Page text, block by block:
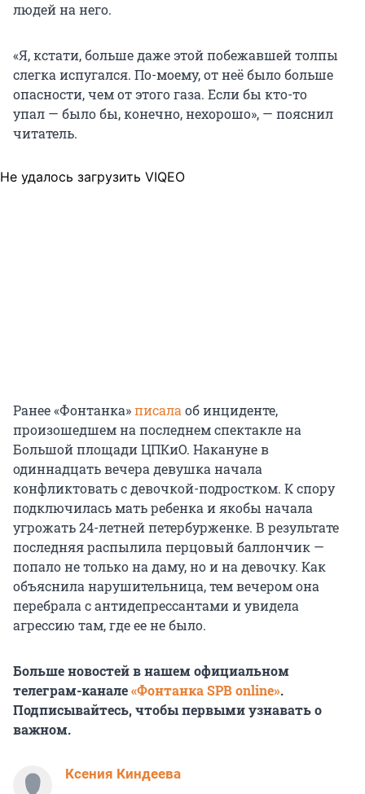
людей на него.
«Я, кстати, больше даже этой побежавшей толпы
слегка испугался. По-моему, от неё было больше
опасности, чем от этого газа. Если бы кто-то
упал — было бы, конечно, нехорошо», — пояснил
читатель.
Не удалось загрузить VIQEO
Ранее «Фонтанка»писала об инциденте,
произошедшем на последнем спектакле на
Большой площади ЦПКиО. Накануне в
одиннадцать вечера девушка начала
конфликтовать с девочкой-подростком. К спору
подключилась мать ребенка и якобы начала
угрожать 24-летней петербурженке. В результате
последняя распылила перцовый баллончик —
попало не только на даму, но и на девочку. Как
объяснила нарушительница, тем вечером она
перебрала с антидепрессантами и увидела
агрессию там, где ее не было.
Больше новостей в нашем официальном
телеграм-канале«Фонтанка SPB online».
Подписывайтесь, чтобы первыми узнавать о
важном.
Ксения Киндеева